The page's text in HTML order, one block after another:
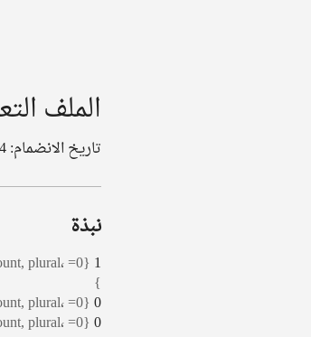
الملف
تاريخ الانضمام: 24 سبتمبر 2018
نبذة
1
}
0 {count, plural، =0 {تعليقات مستلمة} =1 {تعليق مستلم} other {تعليقات مستلمة} }
0 {count, plural، =0 {أفضل الإجابات} =1 {أفضل إجابة} other {أفضل الإجابات} }